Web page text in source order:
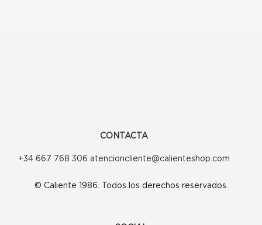
CONTACTA
+34 667 768 306 atencioncliente@calienteshop.com
© Caliente 1986. Todos los derechos reservados.